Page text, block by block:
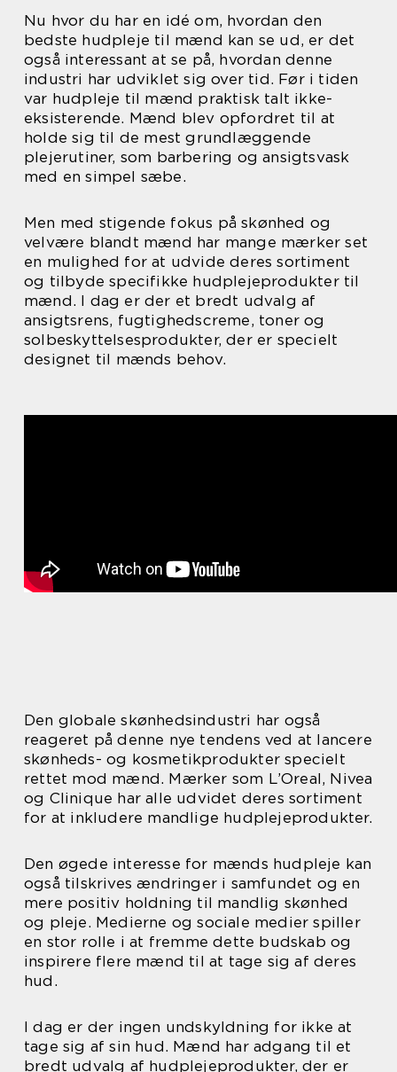
Nu hvor du har en idé om, hvordan den
bedste hudpleje til mænd kan se ud, er det
også interessant at se på, hvordan denne
industri har udviklet sig over tid. Før i tiden
var hudpleje til mænd praktisk talt ikke-
eksisterende. Mænd blev opfordret til at
holde sig til de mest grundlæggende
plejerutiner, som barbering og ansigtsvask
med en simpel sæbe.
Men med stigende fokus på skønhed og
velvære blandt mænd har mange mærker set
en mulighed for at udvide deres sortiment
og tilbyde specifikke hudplejeprodukter til
mænd. I dag er der et bredt udvalg af
ansigtsrens, fugtighedscreme, toner og
solbeskyttelsesprodukter, der er specielt
designet til mænds behov.
Den globale skønhedsindustri har også
reageret på denne nye tendens ved at lancere
skønheds- og kosmetikprodukter specielt
rettet mod mænd. Mærker som L’Oreal, Nivea
og Clinique har alle udvidet deres sortiment
for at inkludere mandlige hudplejeprodukter.
Den øgede interesse for mænds hudpleje kan
også tilskrives ændringer i samfundet og en
mere positiv holdning til mandlig skønhed
og pleje. Medierne og sociale medier spiller
en stor rolle i at fremme dette budskab og
inspirere flere mænd til at tage sig af deres
hud.
I dag er der ingen undskyldning for ikke at
tage sig af sin hud. Mænd har adgang til et
bredt udvalg af hudplejeprodukter, der er